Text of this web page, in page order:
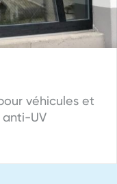
véhicules et
UV